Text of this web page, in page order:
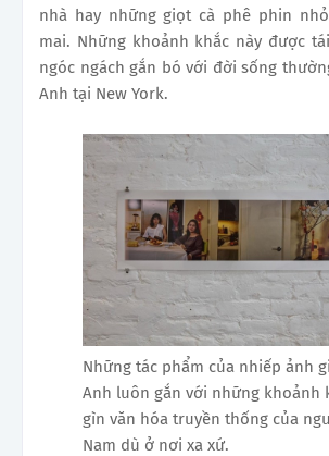
nhà hay những giọt cà phê phin
mai. Những khoảnh khắc này được
ngóc ngách gắn bó với đời sống
Anh tại New York.
Những tác phẩm của nhiếp ảnh
Anh luôn gắn với những khoảnh
gìn văn hóa truyền thống của
Nam dù ở nơi xa xứ.